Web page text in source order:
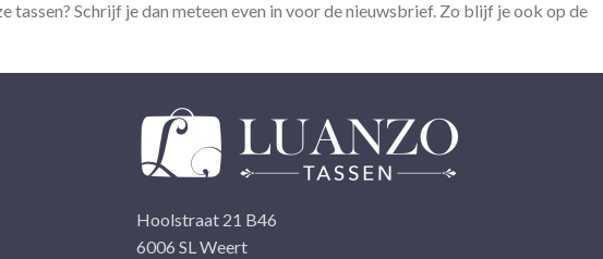
tassen? Schrijf je dan meteen even in voor de nieuwsbrief. Zo blijf je ook op de
Hoolstraat 21 B46
6006 SL Weert